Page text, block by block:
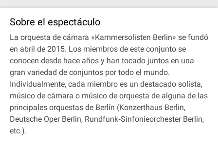
Sobre el espectáculo
La orquesta de cámara «Kammersolisten Berlin» se fundó
en abril de 2015. Los miembros de este conjunto se
conocen desde hace años y han tocado juntos en una
gran variedad de conjuntos por todo el mundo.
Individualmente, cada miembro es un destacado solista,
músico de cámara o músico de orquesta de alguna de las
principales orquestas de Berlín (Konzerthaus Berlin,
Deutsche Oper Berlin, Rundfunk‐Sinfonieorchester Berlin,
etc.).